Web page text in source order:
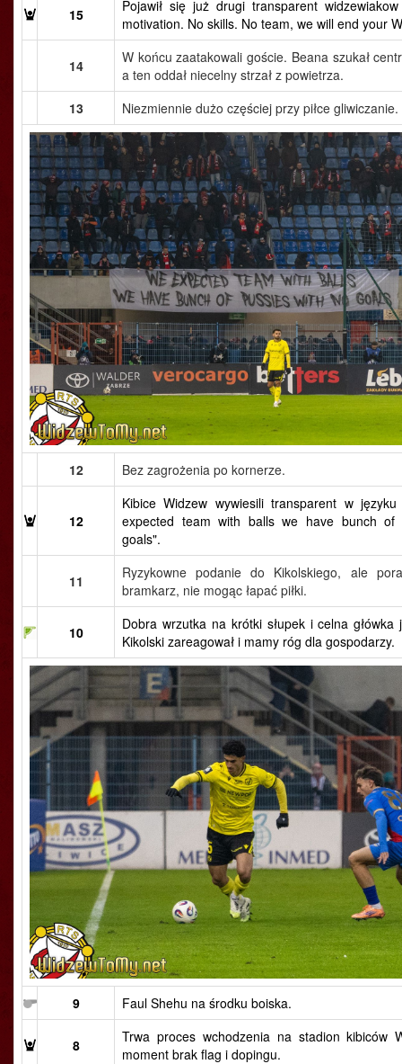
15
Pojawił się już drugi transparent
motivation. No skills. No team, we will end your
14
W końcu zaatakowali goście. Beana szukał
a ten oddał niecelny strzał z powietrza.
13
Niezmiennie dużo częściej przy piłce gliwiczanie.
12 Bez zagrożenia po kornerze.
12
Kibice Widzew wywiesili transparent w
expected team with balls we have bunch of
goals".
11
Ryzykowne podanie do Kikolskiego, ale
bramkarz, nie mogąc łapać piłki.
10
Dobra wrzutka na krótki słupek i celna
Kikolski zareagował i mamy róg dla gospodarzy.
9 Faul Shehu na środku boiska.
8
Trwa proces wchodzenia na stadion kibiców
moment brak flag i dopingu.